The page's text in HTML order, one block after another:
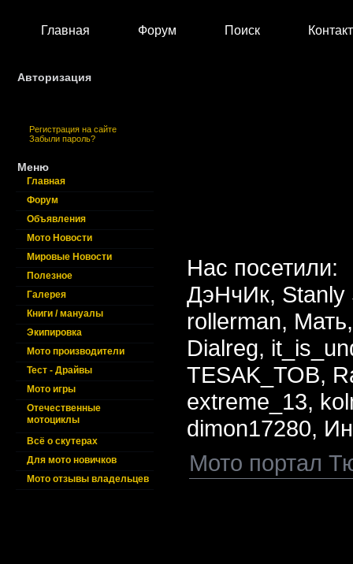
Главная Форум Поиск
Авторизация
Регистрация на сайте
Забыли пароль?
Меню
Главная
Форум
Объявления
Мото Новости
Мировые Новости
Полезное
Галерея
Книги / мануалы
Экипировка
Мото производители
Тест - Драйвы
Мото игры
Отечественные
мотоциклы
Всё о скутерах
Для мото новичков
Мото отзывы владельцев
Нас посетили:
ДэНчИк,
rollerman,
Dialreg,
TESAK_TOB,
extreme_13,
dimon17280,
Мото портал